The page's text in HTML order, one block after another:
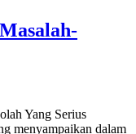
Yang Serius
menyampaikan dalam